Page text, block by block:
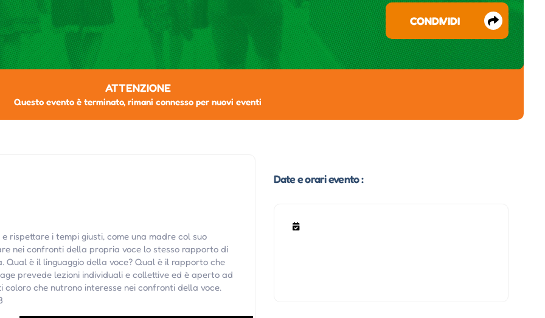
CONDIVIDI
ATTENZIONE
Questo evento è terminato, rimani connesso per nuovi eventi
rispettare i tempi giusti, come una madre col suo
nei confronti della propria voce lo stesso rapporto di
Qual è il linguaggio della voce? Qual è il rapporto che
prevede lezioni individuali e collettive ed è aperto ad
che nutrono interesse nei confronti della voce.
Date e orari evento :